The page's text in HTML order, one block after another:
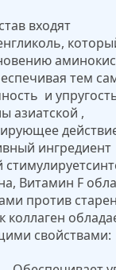
входят
тем
и
азиатской ,
Витамин F
против
коллаген
свойствами: